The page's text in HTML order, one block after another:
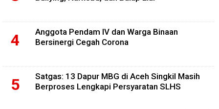
Anggota Pendam IV dan Warga Binaan
Bersinergi Cegah Corona
Satgas: 13 Dapur MBG di Aceh Singkil Masih
Berproses Lengkapi Persyaratan SLHS